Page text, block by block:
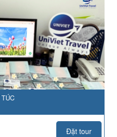
Đặt tour